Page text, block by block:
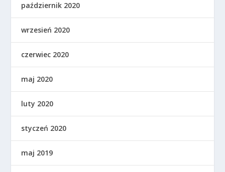
październik 2020
wrzesień 2020
czerwiec 2020
maj 2020
luty 2020
styczeń 2020
maj 2019